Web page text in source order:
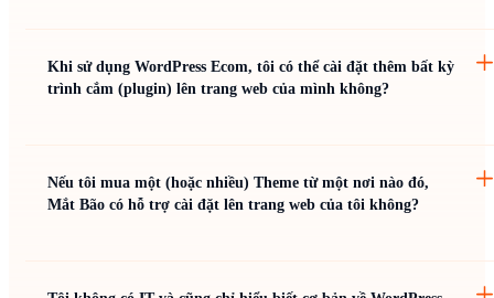
Khi sử dụng WordPress Ecom, tôi có thể cài đặt thêm bất kỳ
trình cắm (plugin) lên trang web của mình không?
Nếu tôi mua một (hoặc nhiều) Theme từ một nơi nào đó,
Mắt Bão có hỗ trợ cài đặt lên trang web của tôi không?